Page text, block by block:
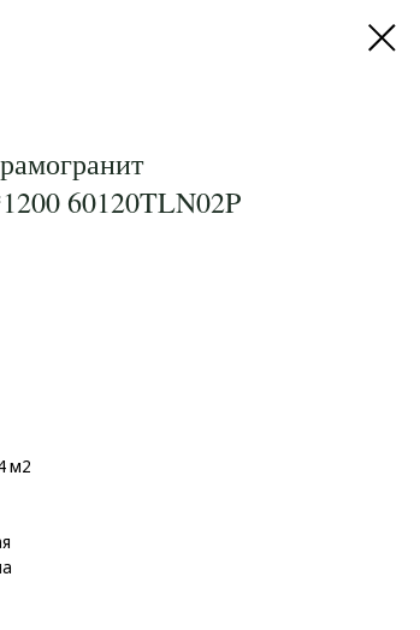
60120TLN02P
м2